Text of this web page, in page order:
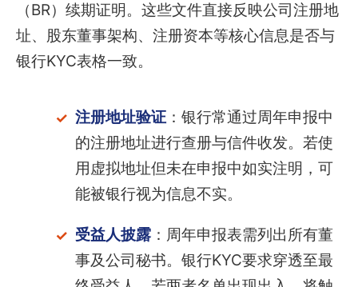
（BR）续期证明。这些文件直接反映公司注册地
址、股东董事架构、注册资本等核心信息是否与
银行KYC表格一致。
注册地址验证：银行常通过周年申报中
的注册地址进行查册与信件收发。若使
用虚拟地址但未在申报中如实注明，可
能被银行视为信息不实。
受益人披露：周年申报表需列出所有董
事及公司秘书。银行KYC要求穿透至最